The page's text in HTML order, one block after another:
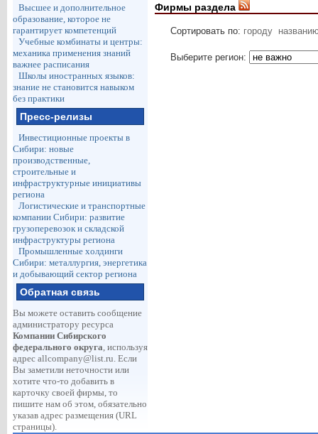
Высшее и дополнительное
образование, которое не
гарантирует компетенций
Учебные комбинаты и центры:
механика применения знаний
важнее расписания
Школы иностранных языков:
знание не становится навыком
без практики
Пресс-релизы
Инвестиционные проекты в
Сибири: новые
производственные,
строительные и
инфраструктурные инициативы
региона
Логистические и транспортные
компании Сибири: развитие
грузоперевозок и складской
инфраструктуры региона
Промышленные холдинги
Сибири: металлургия, энергетика
и добывающий сектор региона
Обратная связь
Вы можете оставить сообщение
администратору ресурса
Компании Сибирского
федерального округа, используя
адрес allcompany@list.ru. Если
Вы заметили неточности или
хотите что-то добавить в
карточку своей фирмы, то
пишите нам об этом, обязательно
указав адрес размещения (URL
страницы).
Фирмы раздела
Сортировать по: городу
Выберите регион: